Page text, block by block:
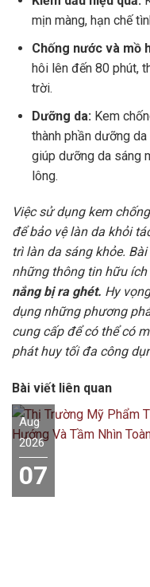
mịn màng, hạn chế
Chống nước và mồ
hôi lên đến 80 phút,
trời.
Dưỡng da: Kem
thành phần dưỡng
giúp dưỡng da sáng
lông.
Việc sử dụng kem
để bảo vệ làn da khỏi
trì làn da sáng khỏe.
những thông tin hữu
nắng bị ra ghét. Hy
dụng những phương
cung cấp để có thể có
phát huy tối đa công
Bài viết liên quan
Aug
2026
07